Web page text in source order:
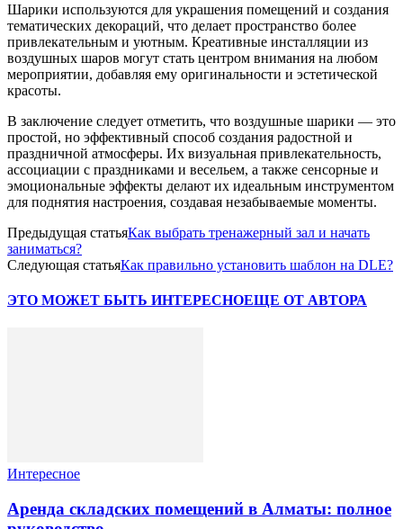
Шарики используются для украшения помещений и создания
тематических декораций, что делает пространство более
привлекательным и уютным. Креативные инсталляции из
воздушных шаров могут стать центром внимания на любом
мероприятии, добавляя ему оригинальности и эстетической
красоты.
В заключение следует отметить, что воздушные шарики — это
простой, но эффективный способ создания радостной и
праздничной атмосферы. Их визуальная привлекательность,
ассоциации с праздниками и весельем, а также сенсорные и
эмоциональные эффекты делают их идеальным инструментом
для поднятия настроения, создавая незабываемые моменты.
Предыдущая статьяКак выбрать тренажерный зал и начать
заниматься?
Следующая статьяКак правильно установить шаблон на DLE?
ЭТО МОЖЕТ БЫТЬ ИНТЕРЕСНОЕЩЕ ОТ АВТОРА
Интересное
Аренда складских помещений в Алматы: полное